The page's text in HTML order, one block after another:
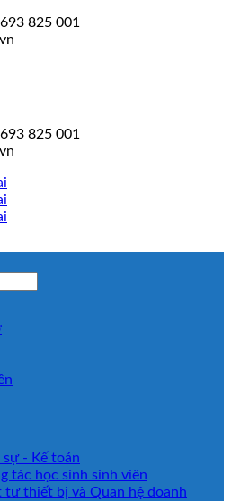
825 001
825 001
sự - Kế toán
tác học sinh sinh viên
tư thiết bị và Quan hệ doanh